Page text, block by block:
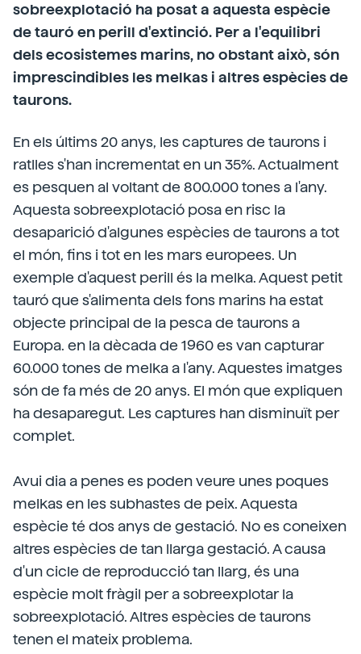
sobreexplotació ha posat a aquesta espècie
de tauró en perill d'extinció. Per a l'equilibri
dels ecosistemes marins, no obstant això, són
imprescindibles les melkas i altres espècies de
taurons.
En els últims 20 anys, les captures de taurons i
ratlles s'han incrementat en un 35%. Actualment
es pesquen al voltant de 800.000 tones a l'any.
Aquesta sobreexplotació posa en risc la
desaparició d'algunes espècies de taurons a tot
el món, fins i tot en les mars europees. Un
exemple d'aquest perill és la melka. Aquest petit
tauró que s'alimenta dels fons marins ha estat
objecte principal de la pesca de taurons a
Europa. en la dècada de 1960 es van capturar
60.000 tones de melka a l'any. Aquestes imatges
són de fa més de 20 anys. El món que expliquen
ha desaparegut. Les captures han disminuït per
complet.
Avui dia a penes es poden veure unes poques
melkas en les subhastes de peix. Aquesta
espècie té dos anys de gestació. No es coneixen
altres espècies de tan llarga gestació. A causa
d'un cicle de reproducció tan llarg, és una
espècie molt fràgil per a sobreexplotar la
sobreexplotació. Altres espècies de taurons
tenen el mateix problema.